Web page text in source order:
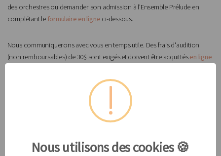
des orchestres ou demander son admission à l'Ensemble Prélude en
complétant le formulaire en ligne ci-dessous.
Nous communiquerons avec vous en temps utile. Des frais d'audition
(non remboursables) de 30$ sont exigés et doivent être acquittésen ligne
Vous avez des questions? Laissez votre nom et numéro de téléphone au
ou écrivez-nous à courrier@aojm.org
Nous utilisons des cookies 🍪